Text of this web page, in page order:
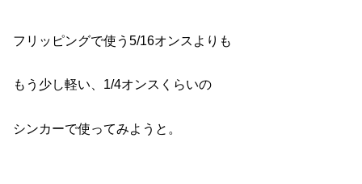
フリッピングで使う5/16オンスよりも
もう少し軽い、1/4オンスくらいの
シンカーで使ってみようと。